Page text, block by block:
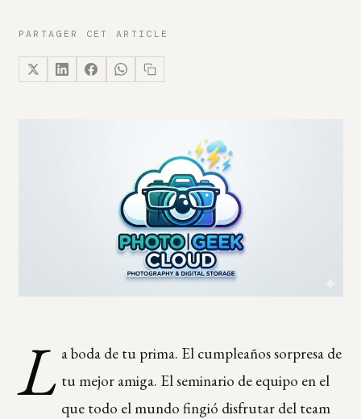
PARTAGER CET ARTICLE
L a boda de tu prima. El cumpleaños sorpresa de
tu mejor amiga. El seminario de equipo en el
que todo el mundo fingió disfrutar del team